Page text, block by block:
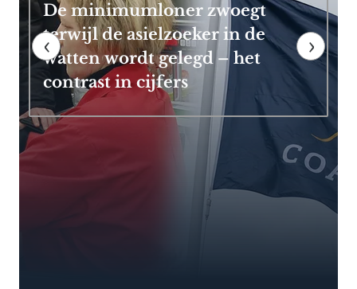
Frans Timmermans kan vroeg
met pensioen dankzij royale
EU-uitkering
‹ ›